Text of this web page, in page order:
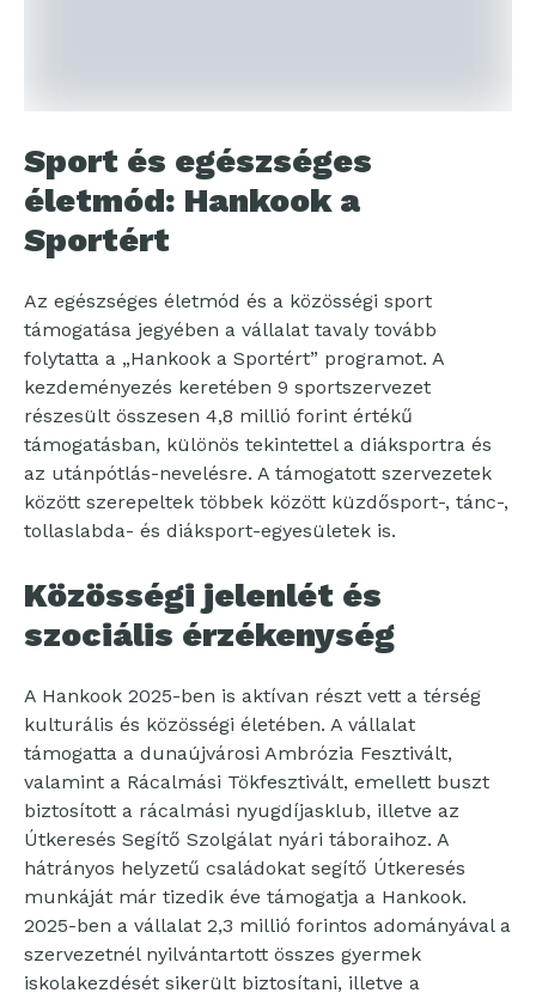
Sport és egészséges
életmód: Hankook a
Sportért
Az egészséges életmód és a közösségi sport
támogatása jegyében a vállalat tavaly tovább
folytatta a „Hankook a Sportért” programot. A
kezdeményezés keretében 9 sportszervezet
részesült összesen 4,8 millió forint értékű
támogatásban, különös tekintettel a diáksportra és
az utánpótlás-nevelésre. A támogatott szervezetek
között szerepeltek többek között küzdősport-, tánc-,
tollaslabda- és diáksport-egyesületek is.
Közösségi jelenlét és
szociális érzékenység
A Hankook 2025-ben is aktívan részt vett a térség
kulturális és közösségi életében. A vállalat
támogatta a dunaújvárosi Ambrózia Fesztivált,
valamint a Rácalmási Tökfesztivált, emellett buszt
biztosított a rácalmási nyugdíjasklub, illetve az
Útkeresés Segítő Szolgálat nyári táboraihoz. A
hátrányos helyzetű családokat segítő Útkeresés
munkáját már tizedik éve támogatja a Hankook.
2025-ben a vállalat 2,3 millió forintos adományával a
szervezetnél nyilvántartott összes gyermek
iskolakezdését sikerült biztosítani, illetve a